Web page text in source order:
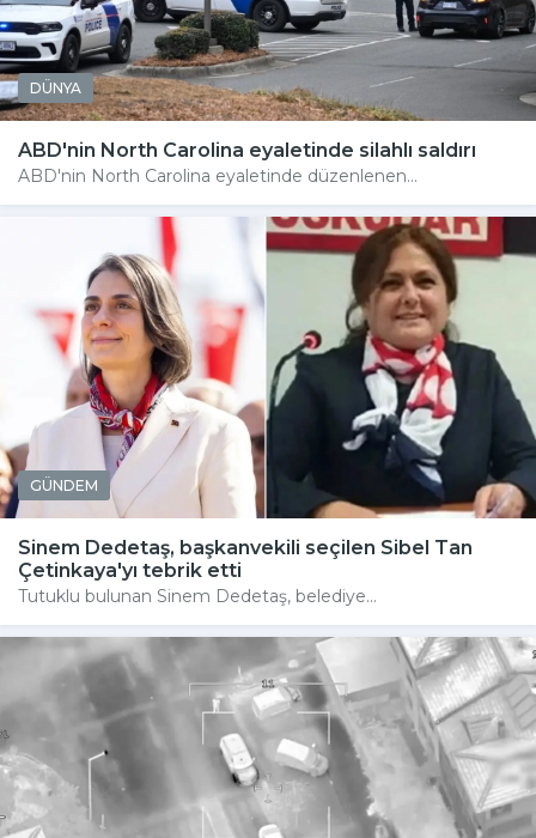
DÜNYA
ABD'nin North Carolina eyaletinde silahlı saldırı
ABD'nin North Carolina eyaletinde düzenlenen...
GÜNDEM
Sinem Dedetaş, başkanvekili seçilen Sibel Tan
Çetinkaya'yı tebrik etti
Tutuklu bulunan Sinem Dedetaş, belediye...